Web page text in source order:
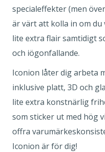
specialeffekter (men
är värt att kolla in om
lite extra flair samtidigt
och iögonfallande.
Iconion låter dig arbeta
inklusive platt, 3D och
lite extra konstnärlig
som sticker ut med hög
offra
Iconion är för dig!